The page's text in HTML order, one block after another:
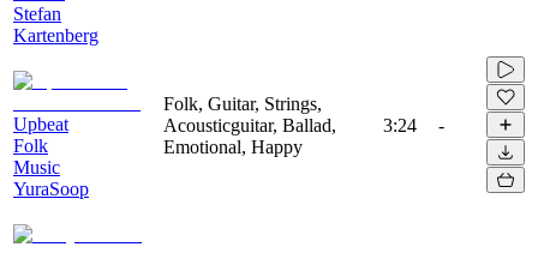
Stefan
Kartenberg
Upbeat
Folk
Music
YuraSoop
Folk, Guitar, Strings,
Acousticguitar, Ballad,
Emotional, Happy
3:24 -